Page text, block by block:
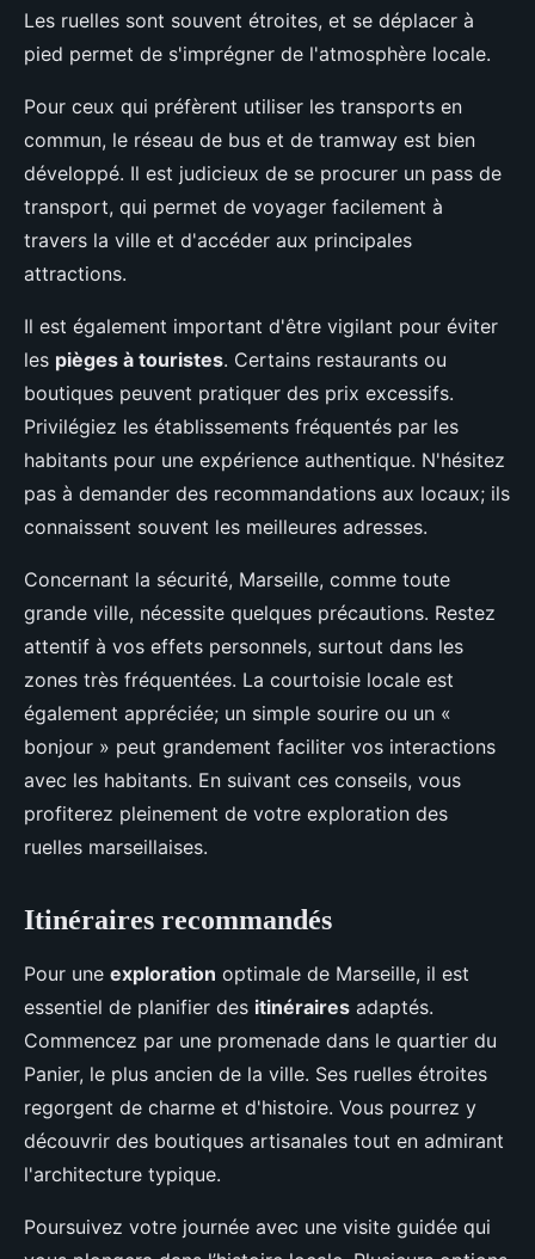
Les ruelles sont souvent étroites, et se déplacer à
pied permet de s'imprégner de l'atmosphère locale.
Pour ceux qui préfèrent utiliser les transports en
commun, le réseau de bus et de tramway est bien
développé. Il est judicieux de se procurer un pass de
transport, qui permet de voyager facilement à
travers la ville et d'accéder aux principales
attractions.
Il est également important d'être vigilant pour éviter
les pièges à touristes. Certains restaurants ou
boutiques peuvent pratiquer des prix excessifs.
Privilégiez les établissements fréquentés par les
habitants pour une expérience authentique. N'hésitez
pas à demander des recommandations aux locaux; ils
connaissent souvent les meilleures adresses.
Concernant la sécurité, Marseille, comme toute
grande ville, nécessite quelques précautions. Restez
attentif à vos effets personnels, surtout dans les
zones très fréquentées. La courtoisie locale est
également appréciée; un simple sourire ou un «
bonjour » peut grandement faciliter vos interactions
avec les habitants. En suivant ces conseils, vous
profiterez pleinement de votre exploration des
ruelles marseillaises.
Itinéraires recommandés
Pour une exploration optimale de Marseille, il est
essentiel de planifier des itinéraires adaptés.
Commencez par une promenade dans le quartier du
Panier, le plus ancien de la ville. Ses ruelles étroites
regorgent de charme et d'histoire. Vous pourrez y
découvrir des boutiques artisanales tout en admirant
l'architecture typique.
Poursuivez votre journée avec une visite guidée qui